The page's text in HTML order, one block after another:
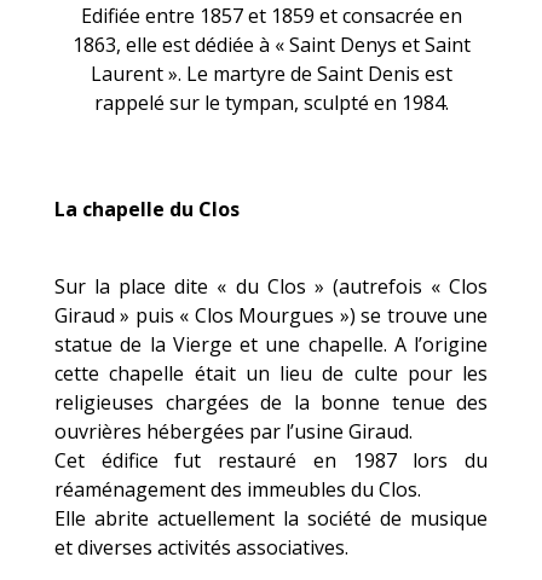
Edifiée entre 1857 et 1859 et consacrée en
1863, elle est dédiée à « Saint Denys et Saint
Laurent ». Le martyre de Saint Denis est
rappelé sur le tympan, sculpté en 1984.
La chapelle du Clos
Sur la place dite « du Clos » (autrefois « Clos
Giraud » puis « Clos Mourgues ») se trouve une
statue de la Vierge et une chapelle. A l’origine
cette chapelle était un lieu de culte pour les
religieuses chargées de la bonne tenue des
ouvrières hébergées par l’usine Giraud.
Cet édifice fut restauré en 1987 lors du
réaménagement des immeubles du Clos.
Elle abrite actuellement la société de musique
et diverses activités associatives.